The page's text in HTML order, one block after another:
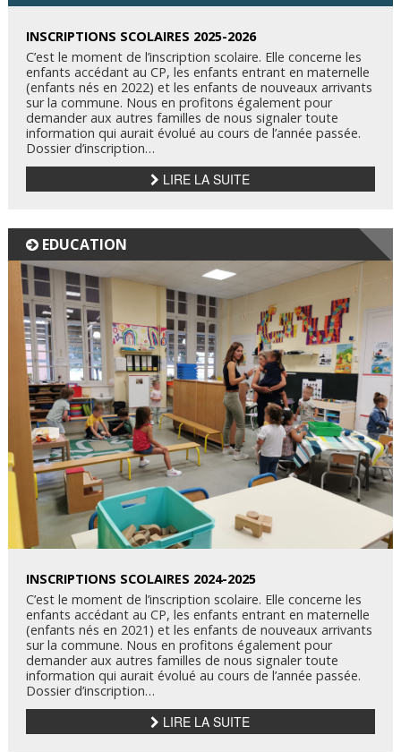
INSCRIPTIONS SCOLAIRES 2025-2026
C’est le moment de l’inscription scolaire. Elle concerne les
enfants accédant au CP, les enfants entrant en maternelle
(enfants nés en 2022) et les enfants de nouveaux arrivants
sur la commune. Nous en profitons également pour
demander aux autres familles de nous signaler toute
information qui aurait évolué au cours de l’année passée.
Dossier d’inscription…
LIRE LA SUITE
EDUCATION
INSCRIPTIONS SCOLAIRES 2024-2025
C’est le moment de l’inscription scolaire. Elle concerne les
enfants accédant au CP, les enfants entrant en maternelle
(enfants nés en 2021) et les enfants de nouveaux arrivants
sur la commune. Nous en profitons également pour
demander aux autres familles de nous signaler toute
information qui aurait évolué au cours de l’année passée.
Dossier d’inscription…
LIRE LA SUITE